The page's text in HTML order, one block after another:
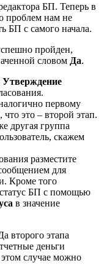
БП. Теперь в
проблем нам не
БП с самого начала.
пройден,
словом Да.
Утверждение
первому
что это – второй этап.
другая группа
скажем
разместите
для
Кроме того
БП с помощью
в значение
второго этапа
деньги
случае можно